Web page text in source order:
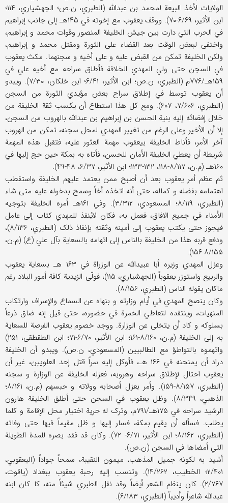
الولایات لأخذ البیعة لمحمد بن عبدالله (الطبري، ن.ص؛ الجهشیاري، ۱۱۴؛
ابن الأثیر، ۶/۶۹-۷۰). ووقف یعقوب مع إخوته في ۱۴۵هـ إلی جانب إبراهیم
في الحرب التي دارت بین جیش الخلیفة المنصور وقوات محمد و إبراهیم،
واختفی لبعض الوقت بعد القضاء علی الثورة ومقتل محمد و إبراهیم،
ولکن الخلیفة تمکن من القبض علیه و علی أخیه و سجنهما. مکث یعقوب
في السجن حتی ولي المهدي الخلافة فأطلق سراحه مع أخیه علي في
۱۵۹هـ/۷۷۶م (الطبري، ن.ص؛ ابن الأثیر، ۶/۴۱؛ ابن خلکان، ۷/۳۰). ویبدو
أن یعقوب توسط في إطلاق سراح بعض مؤیدي الثورة من السجن
(الطبري، ۷/۶۰۶، ۶۰۷). ومع کل هذا استطاع أن یکسب ثقة الخلیفة من
خلال إفضائه إلیه بنیة الحسن بن إبراهیم بن عبدالله بالهروب من السجن،
إلا أن الأخیر وعلی الرغم من تغییر المهدي لمحل سجنه، تمکن من الهروب
آخر الأمر، فأناط الخلیفة بیعقوب مهمة العثور علیه، فتقبل هذه المهمة
شریطة أن یعطي الخلیفة الأمان للحسن، فأتاه به بمکة حین حج إلیها في
۱۶۰هـ (م.ن، ۸/۱۱۷-۱۱۸، ۱۳۲-۱۳۳؛ ابن الأثیر، ۶/۳۷، ۴۸-۴۹).
ثم عظم أمر یعقوب بعد أن أصبح ممن یعتمد علیهم الخلیفة واستقطب
اهتمامه بفضله و کماله، حتی أنه اتخذه أخاً وسمح بدخوله علیه متی شاء
(الطبري، ۸/۱۱۹؛ المسعودي، ۳/۳۱۲). وفي ۱۶۱هـ أمره الخلیفة بتوجیه
الأمناء في جمیع الافاق، فعمل به، فکان لایُنفذ للمهدي کتاب إلی عامل
فیجوز حتی یکتب یعقوب إلی أمینه وثقته بإنفاذ ذلک (الطبري، ۸/۱۳۶)،
ودفع قربه هذا من الخلیفة بالناس إلی اتهامه بالسعایة بآل علي (ع) (م.ن،
۸/۱۵۵-۱۵۶).
وعزل المهدي وزیره أبا عبیدالله عن الوزراة في ۱۶۳ هـ بسعایة یعقوب
والربیع واستوزر یعقوباً (الجهشیاري، ۱۱۵)، فولّی الزیدیة کافة أمور البلاد رغم
ماکان یقوله الناس (الطبري، ۸/۱۵۶).
وکان ینصح المهدي في أیام وزارته و بنهاه عن السماع والإسراف وارتکاب
المنهیات، وینتقده لتعاطي الخمرة في حضوره، حتی قیل إنه ضاق ذرعاً
بسلوکه و کاد أن یتخلی عن الوزارة. ووجد خصوم یعقوب الفرصة للسعایة
به إلی الخلیفة (م.ن، ۸/۱۶۰-۱۶۱؛ ابن الأثیر، ۶/۷۰-۷۱؛ ابن الطقطقی، ۲۵۱)
واتهموه بالتواطؤ مع الطالبیین (المسعودي، ن.ص). ویبدو أن الخلیفة
دراد أن یمنحنه في ۱۶۶ هـ، فأوکل إلیه سراً قتل إحد العلویین، غیر أن
یعقوب احتال لإطلاق سراحه وهروبه، فعزله الخلیفة عن الوزارة و سجنه
(الطبري، ۸/۱۵۷-۱۵۹). وأمر بعزل أصحابه وولاته و حبسهم (م.ن، ۸/۱۶۱؛
الذهبي، ۸/۳۴۹). وظل یعقوب في السجن حتی أطلق الخلیفة هارون
الرشید سراحه في ۱۷۵هـ/۷۹۱م، وترک له حریة اختیار محل الإقامة و کلما
یطلب. فسأله أن یقیم بمکة، فسار إلیها و ظل مقیماً فیها حتی وفاته
(الطبري، ۸/۱۶۲؛ ابن الأثیر، ۶/۷۱- ۷۲). وکان قد فقد بصره للمدة الطویلة
التي أمضاها في السجن (ن.ص).
أشید به لکونه جمیل المذهب، میمون النقیبة، سمحاً جواداً (الیعقوبي،
۲/۴۰۱؛ الخطیب، ۱۴/۲۶۲). وتنسب إلیه رحبة یعقوب ببغداد (یاقوت،
۲/۷۶۷). کان ینظم الشعر أیضاً وقد نقل الطبري شیئاً منه، کا کان ابنه
عبدالله شاعراً وأدیباً (الطبري، ۶/۱۸۳).